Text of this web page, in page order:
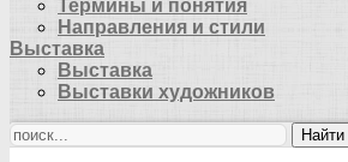
Термины и понятия
Направления и стили
Выставка
Выставка
Выставки художников
Найти